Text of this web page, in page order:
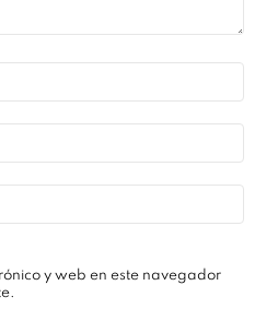
y web en este navegador